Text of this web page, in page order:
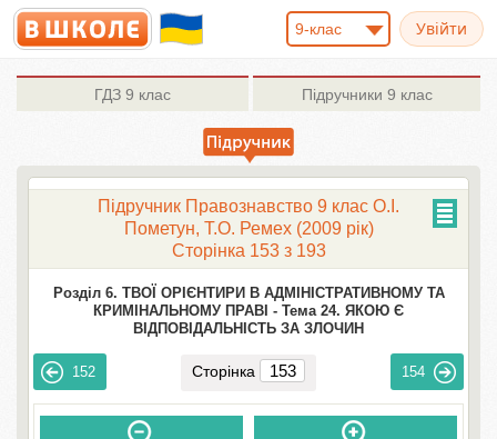
9-клас
ГДЗ 9 клас Підручники 9 клас
Підручник Правознавство 9 клас О.I.
Пометун, Т.О. Ремех (2009 рік)
Сторінка 153 з 193
Розділ 6. ТВОЇ ОРІЄНТИРИ В АДМІНІСТРАТИВНОМУ ТА
КРИМІНАЛЬНОМУ ПРАВІ - Тема 24. ЯКОЮ Є
ВІДПОВІДАЛЬНІСТЬ ЗА ЗЛОЧИН
152 Сторінка 154